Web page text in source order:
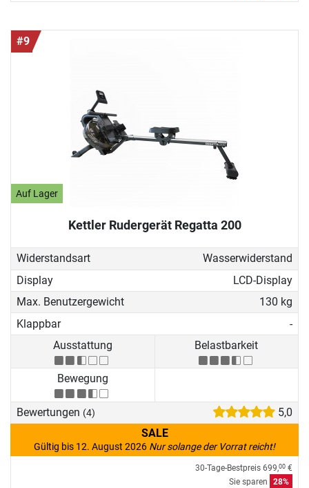
#9
Auf Lager
Kettler Rudergerät Regatta 200
Widerstandsart
Wasserwiderstand
Display
LCD-Display
Max. Benutzergewicht
130 kg
Klappbar
-
Ausstattung
Belastbarkeit
Bewegung
Bewertungen (4)
5,0
SALE
Gültig bis 12. August 2026 Nur solange der Vorrat reicht!
30-Tage-Bestpreis 699,00 €
Sie sparen
28%